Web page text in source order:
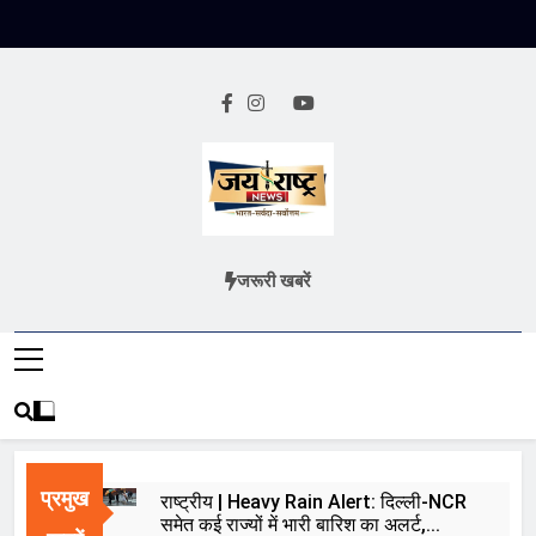
Jai Rashtra
हिंदी समाचार
जरूरी खबरें
प्रमुख
राष्ट्रीय | Heavy Rain Alert: दिल्ली-NCR
समेत कई राज्यों में भारी बारिश का अलर्ट,